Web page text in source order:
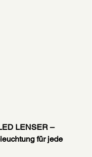
LENSER –
für jede